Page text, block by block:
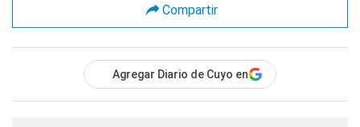
Compartir
Agregar Diario de Cuyo en